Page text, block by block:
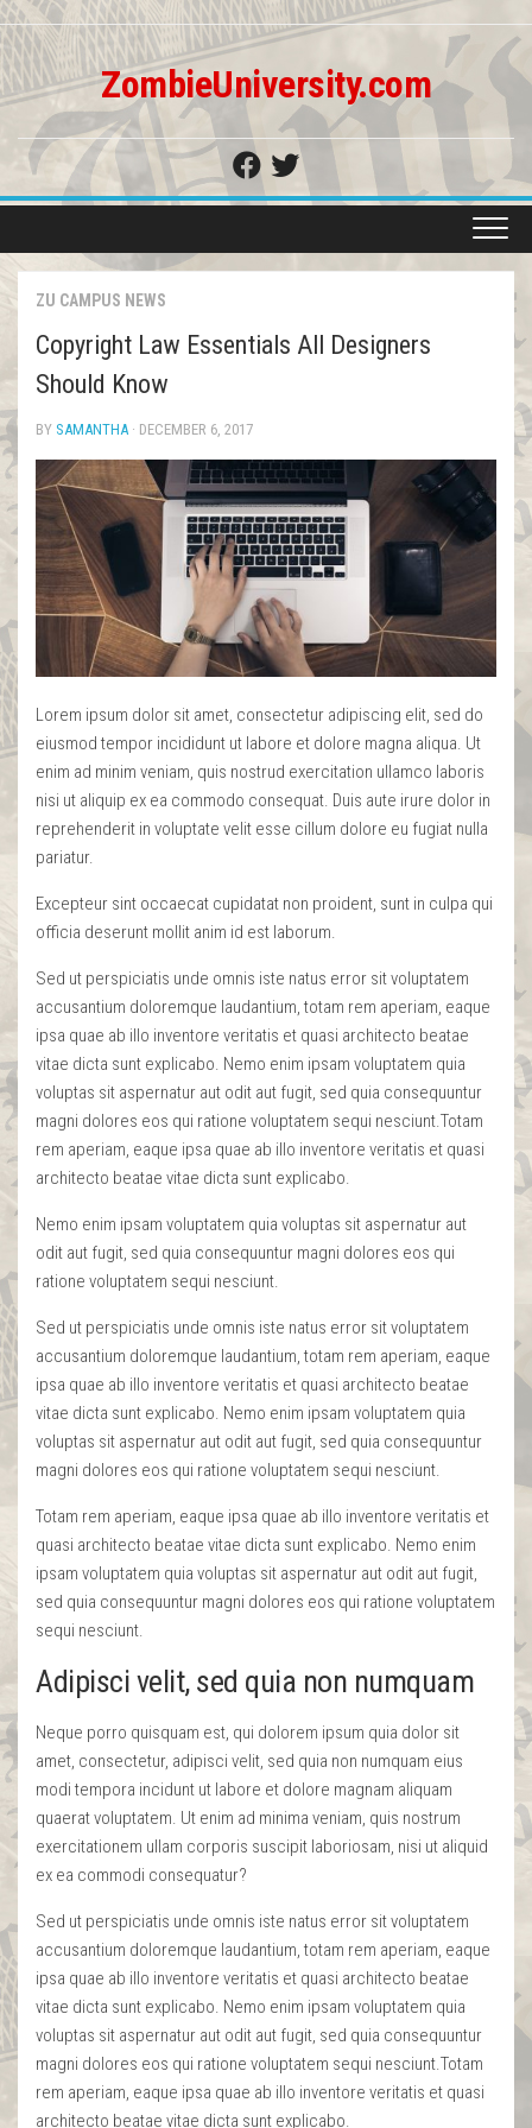
Skip
to
content
ZombieUniversity.com
ZU CAMPUS NEWS
Copyright Law Essentials All Designers
Should Know
BY SAMANTHA · DECEMBER 6, 2017
Lorem ipsum dolor sit amet, consectetur adipiscing elit, sed do
eiusmod tempor incididunt ut labore et dolore magna aliqua. Ut
enim ad minim veniam, quis nostrud exercitation ullamco laboris
nisi ut aliquip ex ea commodo consequat. Duis aute irure dolor in
reprehenderit in voluptate velit esse cillum dolore eu fugiat nulla
pariatur.
Excepteur sint occaecat cupidatat non proident, sunt in culpa qui
officia deserunt mollit anim id est laborum.
Sed ut perspiciatis unde omnis iste natus error sit voluptatem
accusantium doloremque laudantium, totam rem aperiam, eaque
ipsa quae ab illo inventore veritatis et quasi architecto beatae
vitae dicta sunt explicabo. Nemo enim ipsam voluptatem quia
voluptas sit aspernatur aut odit aut fugit, sed quia consequuntur
magni dolores eos qui ratione voluptatem sequi nesciunt.Totam
rem aperiam, eaque ipsa quae ab illo inventore veritatis et quasi
architecto beatae vitae dicta sunt explicabo.
Nemo enim ipsam voluptatem quia voluptas sit aspernatur aut
odit aut fugit, sed quia consequuntur magni dolores eos qui
ratione voluptatem sequi nesciunt.
Sed ut perspiciatis unde omnis iste natus error sit voluptatem
accusantium doloremque laudantium, totam rem aperiam, eaque
ipsa quae ab illo inventore veritatis et quasi architecto beatae
vitae dicta sunt explicabo. Nemo enim ipsam voluptatem quia
voluptas sit aspernatur aut odit aut fugit, sed quia consequuntur
magni dolores eos qui ratione voluptatem sequi nesciunt.
Totam rem aperiam, eaque ipsa quae ab illo inventore veritatis et
quasi architecto beatae vitae dicta sunt explicabo. Nemo enim
ipsam voluptatem quia voluptas sit aspernatur aut odit aut fugit,
sed quia consequuntur magni dolores eos qui ratione voluptatem
sequi nesciunt.
Adipisci velit, sed quia non numquam
Neque porro quisquam est, qui dolorem ipsum quia dolor sit
amet, consectetur, adipisci velit, sed quia non numquam eius
modi tempora incidunt ut labore et dolore magnam aliquam
quaerat voluptatem. Ut enim ad minima veniam, quis nostrum
exercitationem ullam corporis suscipit laboriosam, nisi ut aliquid
ex ea commodi consequatur?
Sed ut perspiciatis unde omnis iste natus error sit voluptatem
accusantium doloremque laudantium, totam rem aperiam, eaque
ipsa quae ab illo inventore veritatis et quasi architecto beatae
vitae dicta sunt explicabo. Nemo enim ipsam voluptatem quia
voluptas sit aspernatur aut odit aut fugit, sed quia consequuntur
magni dolores eos qui ratione voluptatem sequi nesciunt.Totam
rem aperiam, eaque ipsa quae ab illo inventore veritatis et quasi
architecto beatae vitae dicta sunt explicabo.